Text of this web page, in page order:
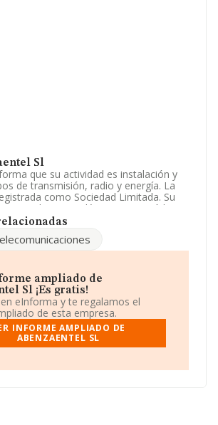
Sl
que su actividad es instalación y
de transmisión, radio y energía. La
como Sociedad Limitada. Su
'Instalaciones eléctricas' con código
actividad de importación y/o
es posible contactar a través del
S.L, con número de
B73697898, tiene domicilio fiscal en
Aragon núm. 1, (30600), Archena,
de la que dispone INFORMA
los 25.317 millones de euros y el
ampliado de
Sl ¡Es gratis!
eInforma y te regalamos el
de esta empresa.
INFORME AMPLIADO DE
ABENZAENTEL SL